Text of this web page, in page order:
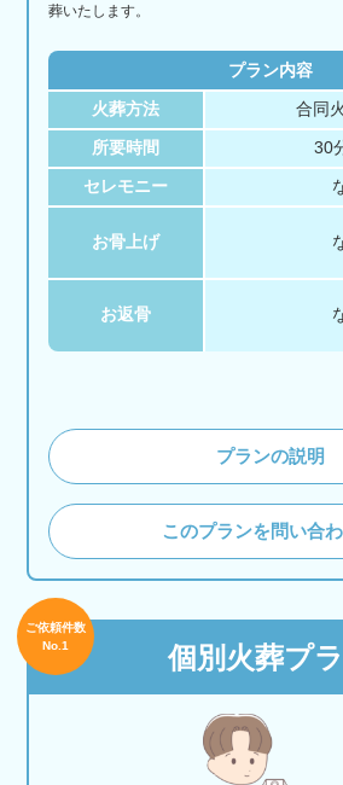
葬いたします。
プラン内容
火葬方法 合同
所要時間 30
セレモニー
お骨上げ
お返骨
プランの説明
このプランを問い合
個別火葬プ
ご依頼件数
No.1